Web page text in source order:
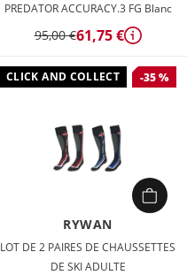
PREDATOR ACCURACY.3 FG Blanc
95,00 €61,75 € Détails
CLICK AND COLLECT -35 %
RYWAN
LOT DE 2 PAIRES DE CHAUSSETTES
DE SKI ADULTE